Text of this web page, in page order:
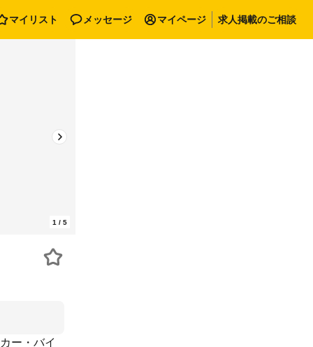
マイリスト メッセージ マイページ 求人掲載のご相談
1 / 5
ー・バイ